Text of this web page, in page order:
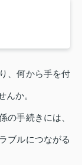
、何から手を付
んか。
の手続きには、
ブルにつながる